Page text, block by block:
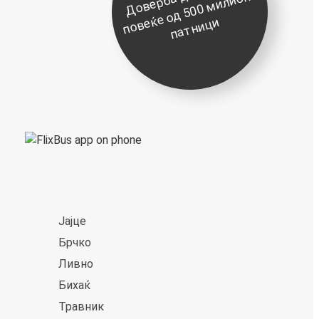
д
о
е
ќ
и
и
Јајце
Брчко
Ливно
Бихаќ
Травник